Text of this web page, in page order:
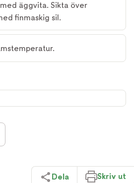
äggvita. Sikta över
finmaskig sil.
Dela Skriv ut